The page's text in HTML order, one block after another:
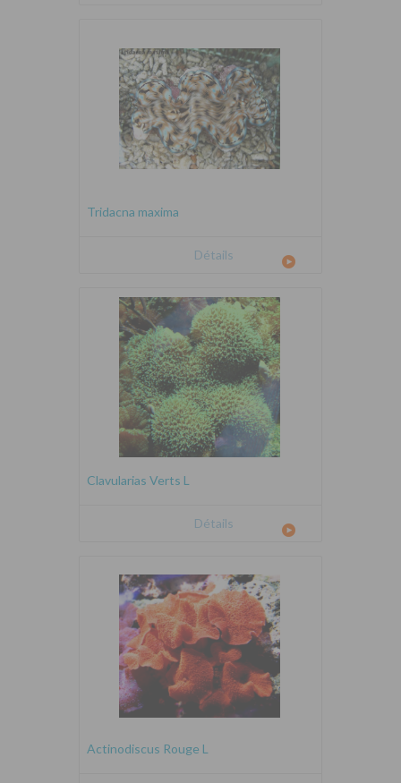
Tridacna maxima
Détails
Clavularias Verts L
Détails
Actinodiscus Rouge L